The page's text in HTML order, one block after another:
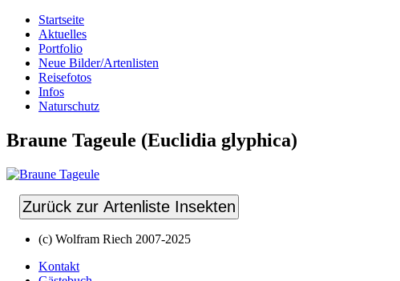
Startseite
Aktuelles
Portfolio
Neue Bilder/Artenlisten
Reisefotos
Infos
Naturschutz
Braune Tageule (Euclidia glyphica)
Zurück zur Artenliste Insekten
(c) Wolfram Riech 2007-2025
Kontakt